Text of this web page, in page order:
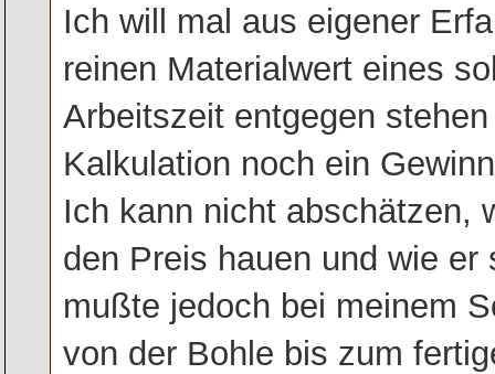
Ich will mal aus eigener
reinen Materialwert eines
Arbeitszeit entgegen
Kalkulation noch ein
Ich kann nicht abschätzen,
den Preis hauen und wie
mußte jedoch bei meinem
von der Bohle bis zum